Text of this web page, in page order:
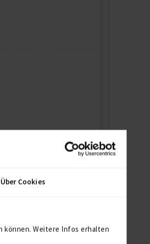
Über Cookies
können. Weitere Infos erhalten